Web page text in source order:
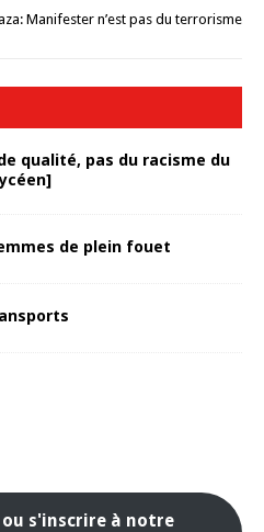
Manifester n’est pas du terrorisme
qualité, pas du racisme du
de plein fouet
s'inscrire à notre